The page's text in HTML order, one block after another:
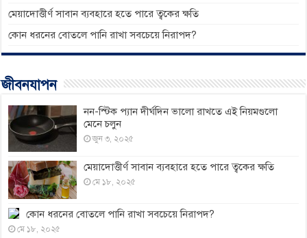
মেয়াদোত্তীর্ণ সাবান ব্যবহারে হতে পারে ত্বকের ক্ষতি
কোন ধরনের বোতলে পানি রাখা সবচেয়ে নিরাপদ?
জীবনযাপন
নন-স্টিক প্যান দীর্ঘদিন ভালো রাখতে এই নিয়মগুলো
মেনে চলুন
জুন ৩, ২০২৫
মেয়াদোত্তীর্ণ সাবান ব্যবহারে হতে পারে ত্বকের ক্ষতি
মে ১৮, ২০২৫
কোন ধরনের বোতলে পানি রাখা সবচেয়ে নিরাপদ?
মে ১৮, ২০২৫